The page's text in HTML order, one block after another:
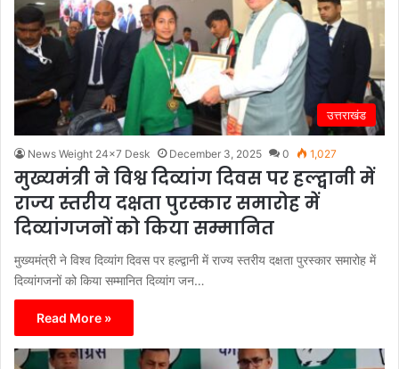
उत्तराखंड
News Weight 24x7 Desk December 3, 2025 0 1,027
मुख्यमंत्री ने विश्व दिव्यांग दिवस पर हल्द्वानी में
राज्य स्तरीय दक्षता पुरस्कार समारोह में
दिव्यांगजनों को किया सम्मानित
मुख्यमंत्री ने विश्व दिव्यांग दिवस पर हल्द्वानी में राज्य स्तरीय दक्षता पुरस्कार समारोह में
दिव्यांगजनों को किया सम्मानित दिव्यांग जन…
Read More »